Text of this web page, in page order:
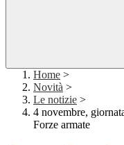
Home >
Novità >
Le notizie >
4 novembre,
Forze armate